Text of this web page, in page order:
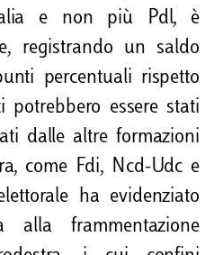
e non più Pdl, è
registrando un saldo
percentuali rispetto
potrebbero essere stati
dalle altre formazioni
come Fdi, Ncd-Udc e
ha evidenziato
alla frammentazione